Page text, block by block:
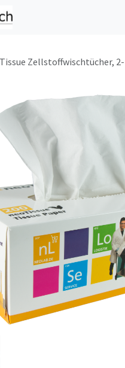
Zellstoffwischtücher,